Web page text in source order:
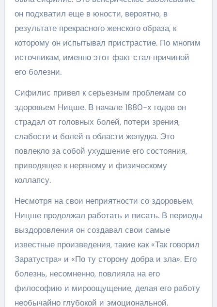
он подхватил еще в юности, вероятно, в
результате прекрасного женского образа, к
которому он испытывал пристрастие. По многим
источникам, именно этот факт стал причиной
его болезни.
Сифилис привел к серьезным проблемам со
здоровьем Ницше. В начале 1880-х годов он
страдал от головных болей, потери зрения,
слабости и болей в области желудка. Это
повлекло за собой ухудшение его состояния,
приводящее к нервному и физическому
коллапсу.
Несмотря на свои неприятности со здоровьем,
Ницше продолжал работать и писать. В периоды
выздоровления он создавал свои самые
известные произведения, такие как «Так говорил
Заратустра» и «По ту сторону добра и зла». Его
болезнь, несомненно, повлияла на его
философию и мироощущение, делая его работу
необычайно глубокой и эмоциональной.